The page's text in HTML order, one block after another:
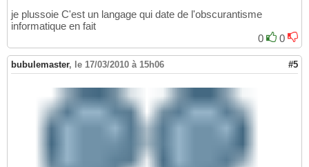
je plussoie C'est un langage qui date de l'obscurantisme
informatique en fait
0
0
bubulemaster, le 17/03/2010 à 15h06 #5